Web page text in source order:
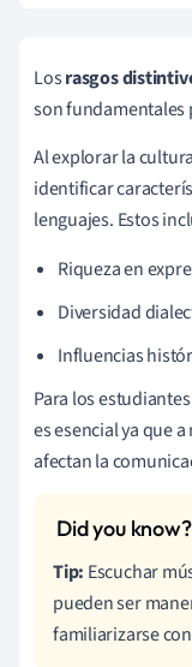
Losrasgos
son fundamentales
Al explorar la
identificar
lenguajes. Estos
Riqueza en
Diversidad
Influencias
Para los
es esencial ya que
afectan la
Tip: Escuchar
pueden ser
familiarizarse